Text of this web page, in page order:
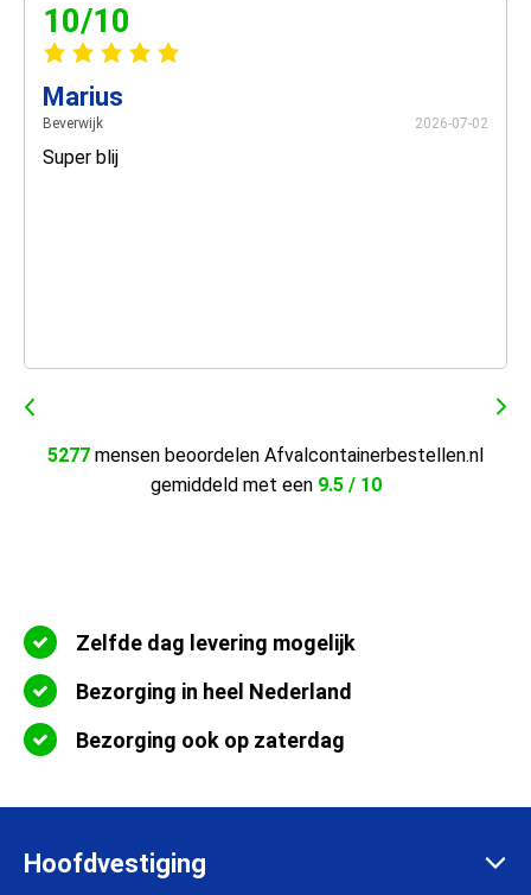
10/10
Marius
Beverwijk 2026-07-02
Super blij
5277 mensen beoordelen Afvalcontainerbestellen.nl
gemiddeld met een 9.5 / 10
Zelfde dag levering mogelijk
Bezorging in heel Nederland
Bezorging ook op zaterdag
Hoofdvestiging